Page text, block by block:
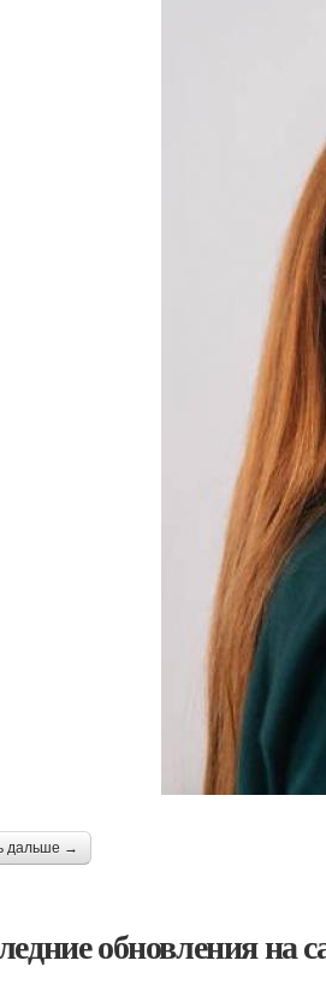
дальше →
обновления на